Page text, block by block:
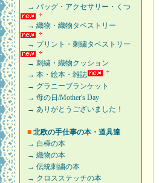
→ バッグ・アクセサリー・くつ
→ 織物・織物タペストリー
→ プリント・刺繍タペストリー
→ 刺繍・織物クッション
→ 本・絵本・雑誌
→ グラニーブランケット
→ 母の日/Mother's Day
→ ありがとうございました！
■ 北欧の手仕事の本・道具達
→ 白樺の本
→ 織物の本
→ 伝統刺繍の本
→ クロスステッチの本